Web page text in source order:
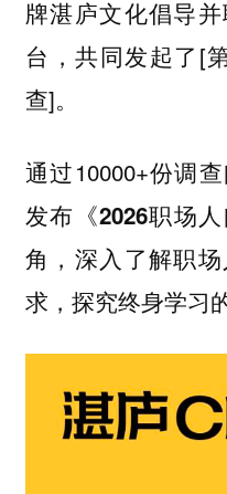
牌湛庐文化倡导
台，共同发起了[
查]。
通过10000+份调
发布 《2026职场
角，深入了解职
求，探究终身学习